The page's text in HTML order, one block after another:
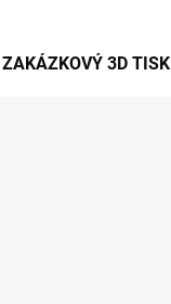
ZAKÁZKOVÝ 3D TISK